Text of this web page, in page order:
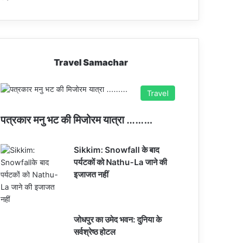
Travel Samachar
Travel
पत्रकार मनु भट की मिजोरम यात्रा ………
Sikkim: Snowfall के बाद
पर्यटकों को Nathu-La जाने की
इजाजत नहीं
जोधपुर का उमेद भवन: दुनिया के
सर्वश्रेष्ठ होटल